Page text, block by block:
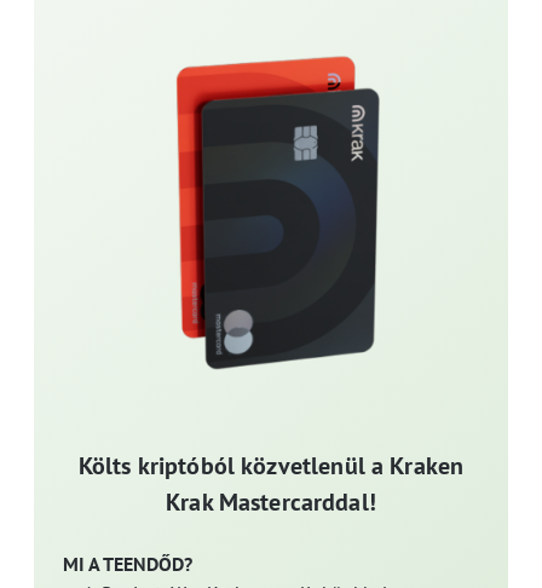
Költs kriptóból közvetlenül a Kraken
Krak Mastercarddal!
MI A TEENDŐD?